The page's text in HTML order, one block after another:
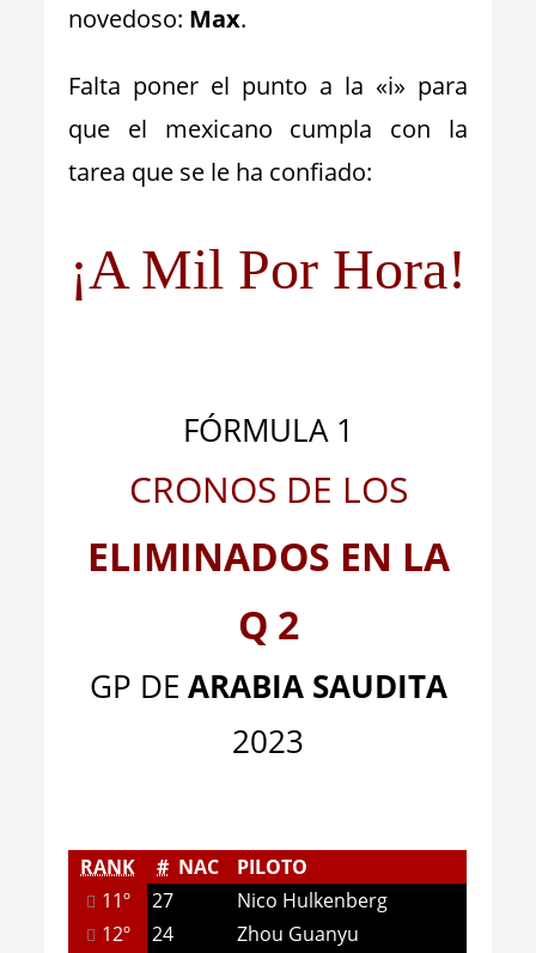
novedoso: Max.
Falta poner el punto a la «i» para
que el mexicano cumpla con la
tarea que se le ha confiado:
¡A Mil Por Hora!
FÓRMULA 1
CRONOS DE LOS
ELIMINADOS EN LA
Q 2
GP DE ARABIA SAUDITA
2023
RANK # NAC
PILOTO
11º
27
Nico Hulkenberg
12º
24
Zhou Guanyu